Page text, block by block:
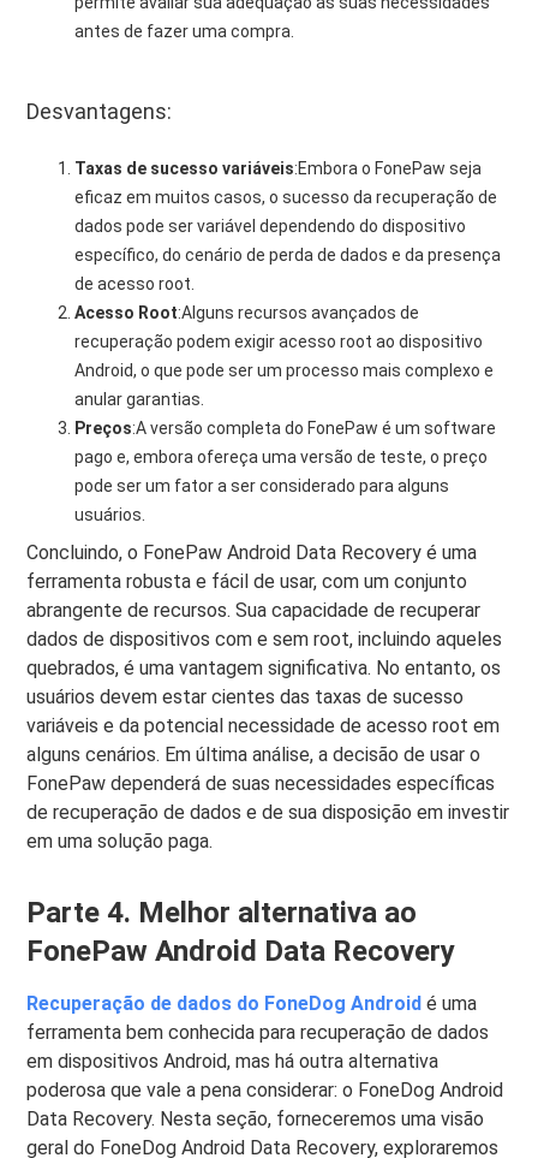
antes de fazer uma compra.
Desvantagens:
Taxas de sucesso variáveis:Embora o FonePaw seja
eficaz em muitos casos, o sucesso da recuperação de
dados pode ser variável dependendo do dispositivo
específico, do cenário de perda de dados e da presença
de acesso root.
Acesso Root:Alguns recursos avançados de
recuperação podem exigir acesso root ao dispositivo
Android, o que pode ser um processo mais complexo e
anular garantias.
Preços:A versão completa do FonePaw é um software
pago e, embora ofereça uma versão de teste, o preço
pode ser um fator a ser considerado para alguns
usuários.
Concluindo, o FonePaw Android Data Recovery é uma
ferramenta robusta e fácil de usar, com um conjunto
abrangente de recursos. Sua capacidade de recuperar
dados de dispositivos com e sem root, incluindo aqueles
quebrados, é uma vantagem significativa. No entanto, os
usuários devem estar cientes das taxas de sucesso
variáveis ​​e da potencial necessidade de acesso root em
alguns cenários. Em última análise, a decisão de usar o
FonePaw dependerá de suas necessidades específicas
de recuperação de dados e de sua disposição em investir
em uma solução paga.
Parte 4. Melhor alternativa ao
FonePaw Android Data Recovery
Recuperação de dados do FoneDog Android é uma
ferramenta bem conhecida para recuperação de dados
em dispositivos Android, mas há outra alternativa
poderosa que vale a pena considerar: o FoneDog Android
Data Recovery. Nesta seção, forneceremos uma visão
geral do FoneDog Android Data Recovery, exploraremos